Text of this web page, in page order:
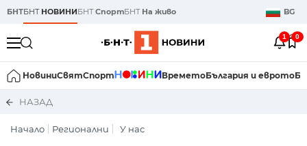
БНТБНТ НОВИНИБНТСпортБНТ На живо BG
1 0
НовиниСвятСпорт ВреметоБългария и еврото
НАЗАД
Начало Регионални У нас